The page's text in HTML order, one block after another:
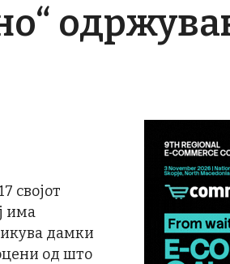
својот
има
дамки
од што